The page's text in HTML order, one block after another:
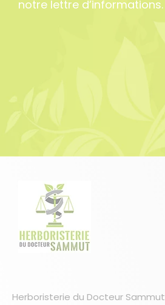
notre lettre d’informations.
Herboristerie du Docteur Sammut